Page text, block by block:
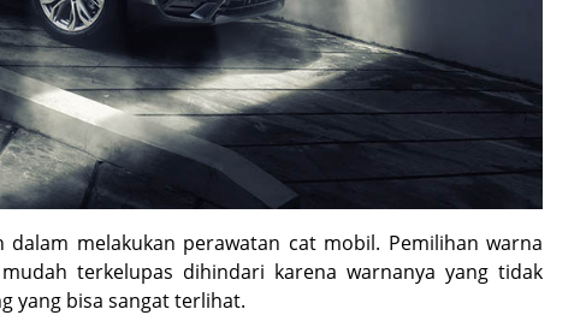
melakukan perawatan cat mobil. Pemilihan warna
terkelupas dihindari karena warnanya yang tidak
yang bisa sangat terlihat.